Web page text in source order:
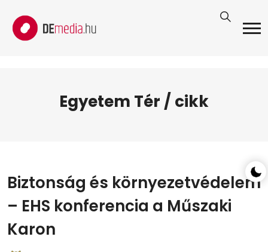
Egyetem Tér / cikk
Biztonság és környezetvédelem
– EHS konferencia a Műszaki
Karon